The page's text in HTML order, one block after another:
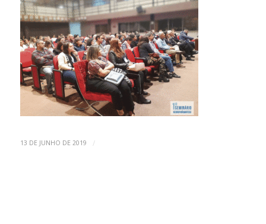
13 DE JUNHO DE 2019 /